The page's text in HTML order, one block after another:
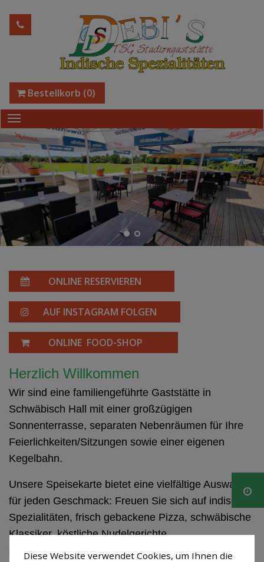
Diese Website verwendet Cookies, um Ihnen die
Bestellkorb (0)
ONLINE RESERVIEREN
AUF INSTAGRAM FOLGEN
ONLINE FOOD-SHOP
Herzlich Willkommen
Wir sind eine familiengeführte Gaststätte in
Schwäbisch Hall mit einer großzügigen
Sonnenterrasse, separaten Nebenräumen für Ihre
Feierlichkeiten/Sitzungen sowie einer eigenen
Kegelbahn.
Unsere Speisekarte bietet eine vielfältige Auswahl
für jeden Geschmack: Freuen Sie sich auf indische
Spezialitäten, frisch gebackene Pizza, schwäbische
Klassiker, köstliche Nudelgerichte
sowie vegetarische und vegane Gerichte.